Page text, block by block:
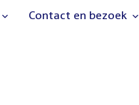
Contact en bezoek